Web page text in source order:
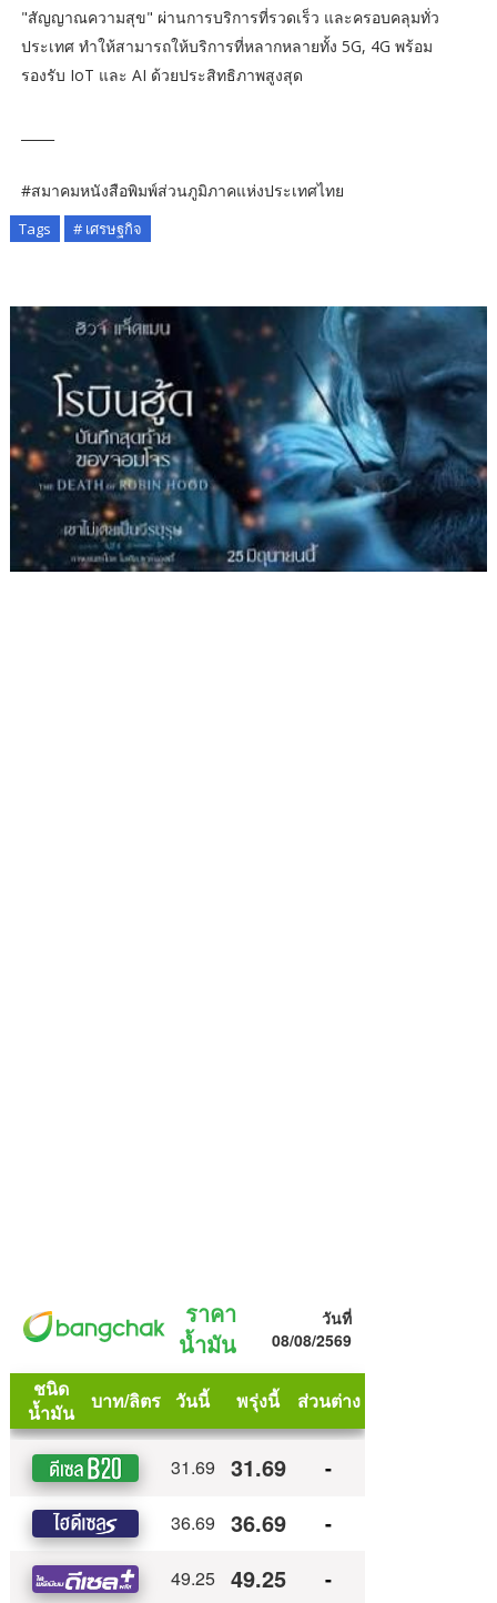
"สัญญาณความสุข" ผ่านการบริการที่รวดเร็ว และครอบคลุมทั่ว
ประเทศ ทำให้สามารถให้บริการที่หลากหลายทั้ง 5G, 4G พร้อม
รองรับ IoT และ AI ด้วยประสิทธิภาพสูงสุด
#สมาคมหนังสือพิมพ์ส่วนภูมิภาคแห่งประเทศไทย
Tags # เศรษฐกิจ